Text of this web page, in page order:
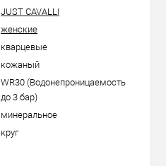
JUST CAVALLI
женские
кварцевые
кожаный
WR30 (Водонепроницаемость
до 3 бар)
минеральное
круг